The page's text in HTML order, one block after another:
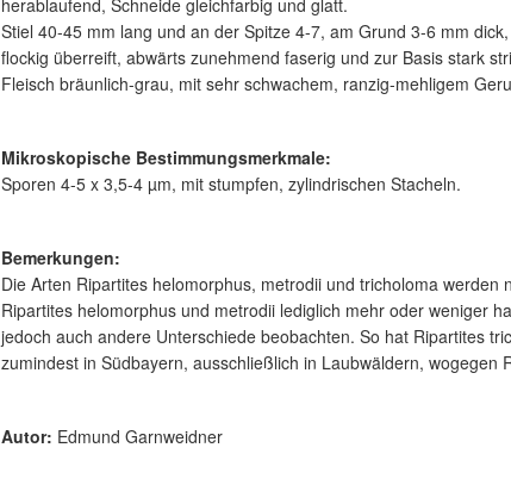
herablaufend, Schneide gleichfarbig und glatt.
Stiel 40-45 mm lang und an der Spitze 4-7, am Grund 3-6 mm
flockig überreift, abwärts zunehmend faserig und zur Basis stark
Fleisch bräunlich-grau, mit sehr schwachem, ranzig-mehligem
Mikroskopische Bestimmungsmerkmale:
Sporen 4-5 x 3,5-4 µm, mit stumpfen, zylindrischen Stacheln.
Bemerkungen:
Die Arten Ripartites helomorphus, metrodii und tricholoma
Ripartites helomorphus und metrodii lediglich mehr oder weniger
jedoch auch andere Unterschiede beobachten. So hat Ripartites
zumindest in Südbayern, ausschließlich in Laubwäldern,
Autor: Edmund Garnweidner